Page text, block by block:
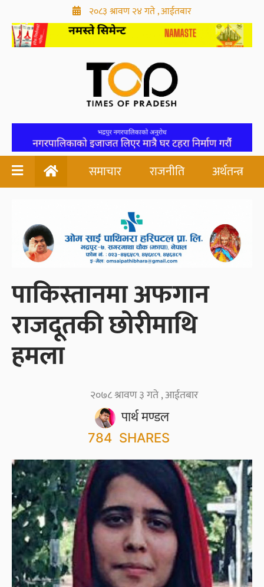
२०८३ श्रावण २४ गते , आईतबार
समाचार राजनीति अर्थतन्त्र
पाकिस्तानमा अफगान
राजदूतकी छोरीमाथि
हमला
पार्थ मण्डल
२०७८ श्रावण ३ गते , आईतबार
784SHARES